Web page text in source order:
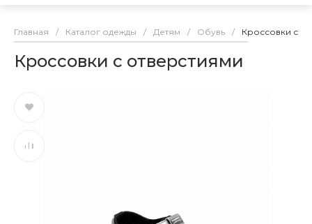
Главная / Каталог одежды / Детям / Обувь / Кроссовки с
Кроссовки с отверстиями